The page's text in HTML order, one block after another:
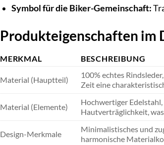
Symbol für die Biker-Gemeinschaft:
Produkteigenschaften im
MERKMAL BESCHREIBUNG
Material (Hauptteil)
100% echtes
Zeit eine
Material (Elemente)
Hochwertiger
Hautverträglichkeit,
Design-Merkmale
Minimalistisches und
harmonische